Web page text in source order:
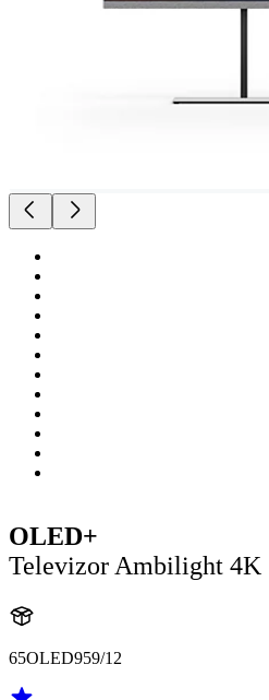
OLED+
Televizor Ambilight 4K
65OLED959/12